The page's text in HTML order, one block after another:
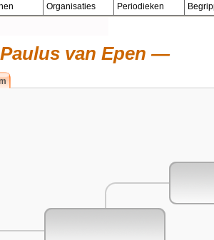
Organisaties Periodieken
van Epen